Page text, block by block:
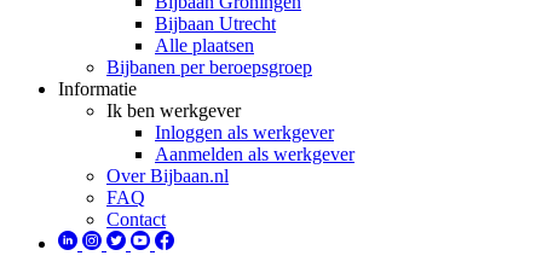
Bijbaan Utrecht
Alle plaatsen
Bijbanen per beroepsgroep
Informatie
Ik ben werkgever
Inloggen als werkgever
Aanmelden als werkgever
Over Bijbaan.nl
FAQ
Contact